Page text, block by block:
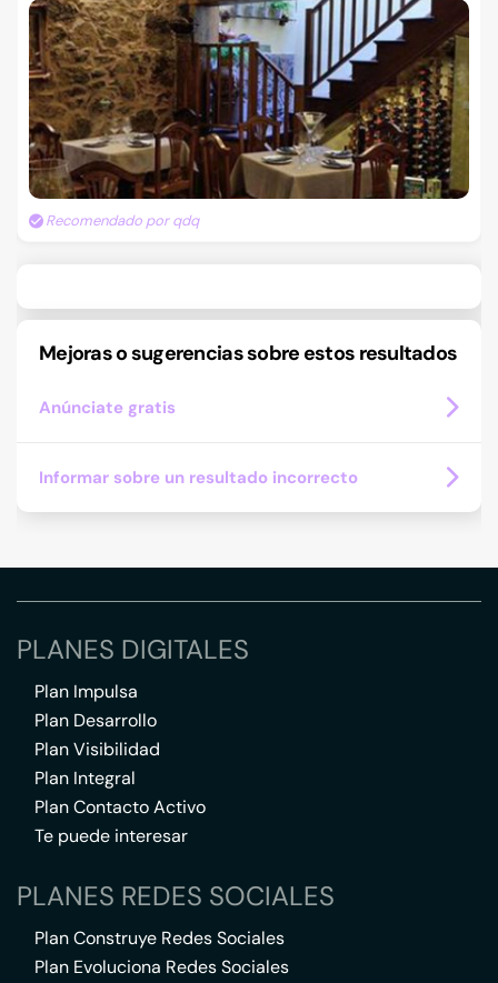
Recomendado por qdq
Mejoras o sugerencias sobre estos resultados
Anúnciate gratis
Informar sobre un resultado incorrecto
PLANES DIGITALES
Plan Impulsa
Plan Desarrollo
Plan Visibilidad
Plan Integral
Plan Contacto Activo
Te puede interesar
PLANES REDES SOCIALES
Plan Construye Redes Sociales
Plan Evoluciona Redes Sociales